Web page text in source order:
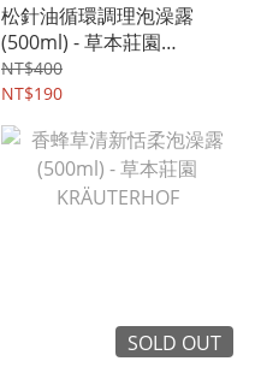
松針油循環調理泡澡露
(500ml) - 草本莊園
KRÄUTERHOF
NT$400
NT$190
SOLD OUT